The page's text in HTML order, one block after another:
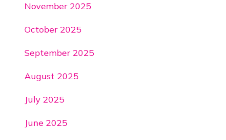
November 2025
October 2025
September 2025
August 2025
July 2025
June 2025